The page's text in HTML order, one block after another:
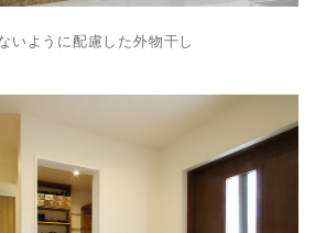
いように配慮した外物干し